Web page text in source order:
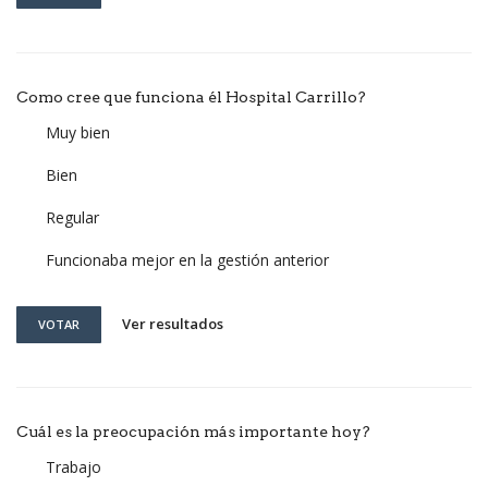
Como cree que funciona él Hospital Carrillo?
Muy bien
Bien
Regular
Funcionaba mejor en la gestión anterior
VOTAR Ver resultados
Cuál es la preocupación más importante hoy?
Trabajo